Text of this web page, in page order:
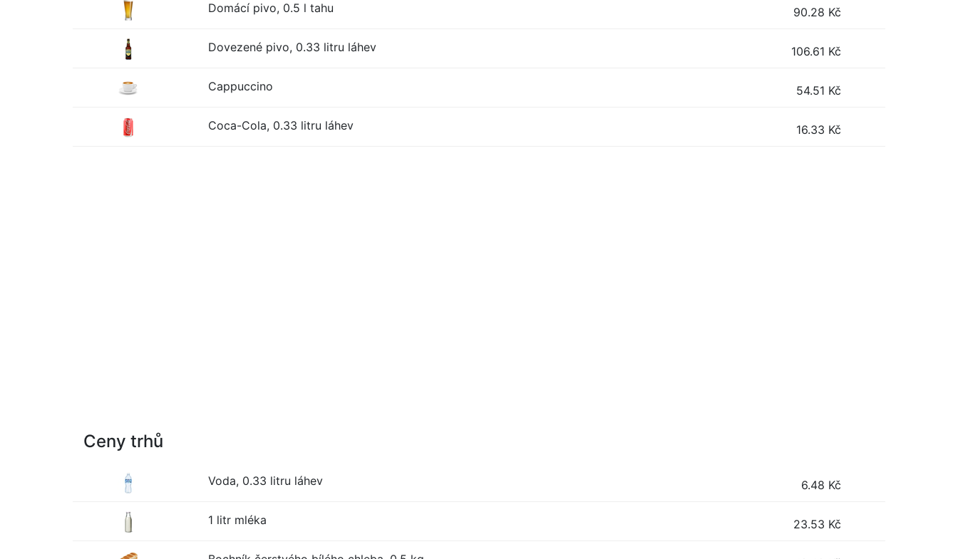
Domácí pivo, 0.5 l tahu 90.28 Kč
Dovezené pivo, 0.33 litru láhev 106.61 Kč
Cappuccino 54.51 Kč
Coca-Cola, 0.33 litru láhev 16.33 Kč
Ceny trhů
Voda, 0.33 litru láhev 6.48 Kč
1 litr mléka 23.53 Kč